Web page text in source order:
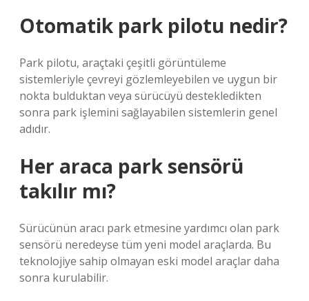
Otomatik park pilotu nedir?
Park pilotu, araçtaki çeşitli görüntüleme
sistemleriyle çevreyi gözlemleyebilen ve uygun bir
nokta bulduktan veya sürücüyü destekledikten
sonra park işlemini sağlayabilen sistemlerin genel
adıdır.
Her araca park sensörü
takılır mı?
Sürücünün aracı park etmesine yardımcı olan park
sensörü neredeyse tüm yeni model araçlarda. Bu
teknolojiye sahip olmayan eski model araçlar daha
sonra kurulabilir.